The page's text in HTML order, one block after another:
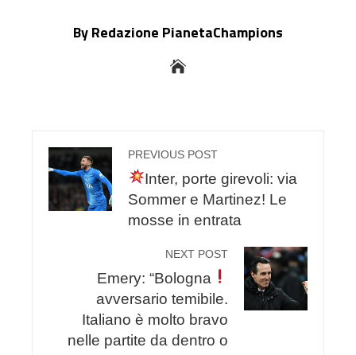
By Redazione PianetaChampions
PREVIOUS POST
Inter, porte girevoli: via
Sommer e Martinez! Le
mosse in entrata
NEXT POST
Emery: “Bologna
avversario temibile.
Italiano è molto bravo
nelle partite da dentro o